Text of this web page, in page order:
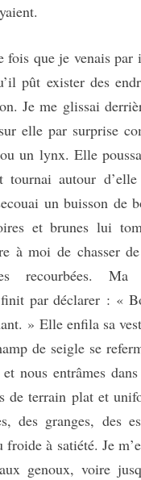
fois que je venais par
pût exister des
Je me glissai
elle par surprise
un lynx. Elle
autour
un buisson de
et brunes lui
à moi de chasser
recourbées. Ma
par déclarer : «
» Elle enfila sa
de seigle se
nous entrâmes
de terrain plat et
des granges, des
froide à satiété. Je
genoux, voire